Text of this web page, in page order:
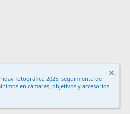
fotográfico 2025, seguimiento de
en cámaras, objetivos y accesorios